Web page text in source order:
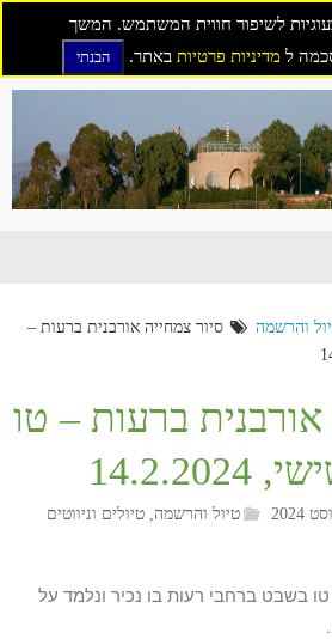
לשיפור חווית המשתמש. המשך
ל מדיניות פרטיות באתר. הבנתי
והרשמה
סיור צמחייה אורבנית ברעות –
אורבנית ברעות – טו
טיול והרשמה, טיולים וניווטים
טו בשבט ברחבי רעות בו נכיר ונלמד על